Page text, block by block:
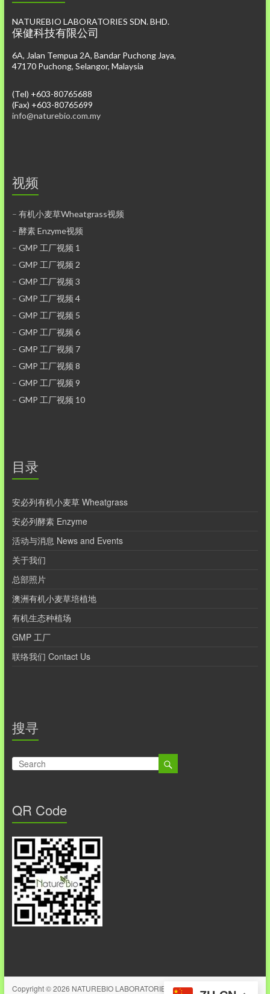
NATUREBIO LABORATORIES SDN. BHD.
保健科技有限公司
6A, Jalan Tempua 2A, Bandar Puchong Jaya,
47170 Puchong, Selangor, Malaysia
(Tel) +603-80765688
(Fax) +603-80765699
info@naturebio.com.my
视频
– 有机小麦草Wheatgrass视频
– 酵素 Enzyme视频
– GMP 工厂视频 1
– GMP 工厂视频 2
– GMP 工厂视频 3
– GMP 工厂视频 4
– GMP 工厂视频 5
– GMP 工厂视频 6
– GMP 工厂视频 7
– GMP 工厂视频 8
– GMP 工厂视频 9
– GMP 工厂视频 10
目录
安必列有机小麦草 Wheatgrass
安必列酵素 Enzyme
活动与消息 News and Events
关于我们
总部照片
澳洲有机小麦草培植地
有机生态种植场
GMP 工厂
联络我们 Contact Us
搜寻
QR Code
Copyright © 2026 NATUREBIO LABORATORIES SDN.BHD.保健科技有限公